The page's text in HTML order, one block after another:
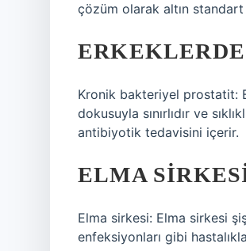
çözüm olarak altın
Kronik bakteriyel prostatit:
dokusuyla sınırlıdır ve
antibiyotik tedavisini içerir.
ELMA
Elma sirkesi: Elma sirkesi
enfeksiyonları gibi